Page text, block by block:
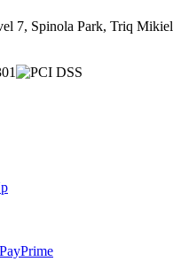
7, Spinola Park, Triq Mikiel
PayPrime